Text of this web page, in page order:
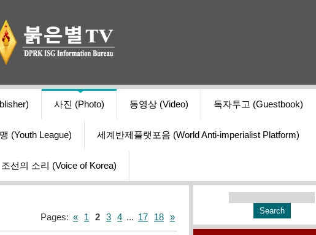
사진 (Photo) 동영상 (Video) 독자투고 (Guestbook)
(Youth League) 세계반제플랫포옴 (World Anti-imperialist Platform)
조선의 소리 (Voice of Korea)
Pages: « 1 2 3 4 ... 17 18 »